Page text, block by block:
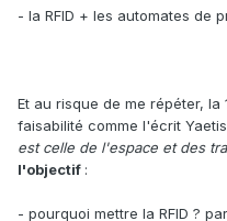
- la RFID + les automates de
Et au risque de me répéter,
faisabilité comme l'écrit
est celle de l'espace et des
l'objectif :
- pourquoi mettre la RFID ?